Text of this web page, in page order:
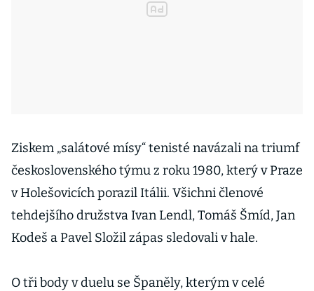
Ziskem „salátové mísy“ tenisté navázali na triumf
československého týmu z roku 1980, který v Praze
v Holešovicích porazil Itálii. Všichni členové
tehdejšího družstva Ivan Lendl, Tomáš Šmíd, Jan
Kodeš a Pavel Složil zápas sledovali v hale.
O tři body v duelu se Španěly, kterým v celé